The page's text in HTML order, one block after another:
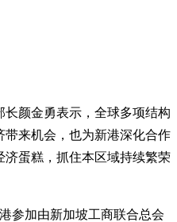
颜金勇表示，全球多项结构
来机会，也为新港深化合作
蛋糕，抓住本区域持续繁荣
参加由新加坡工商联合总会